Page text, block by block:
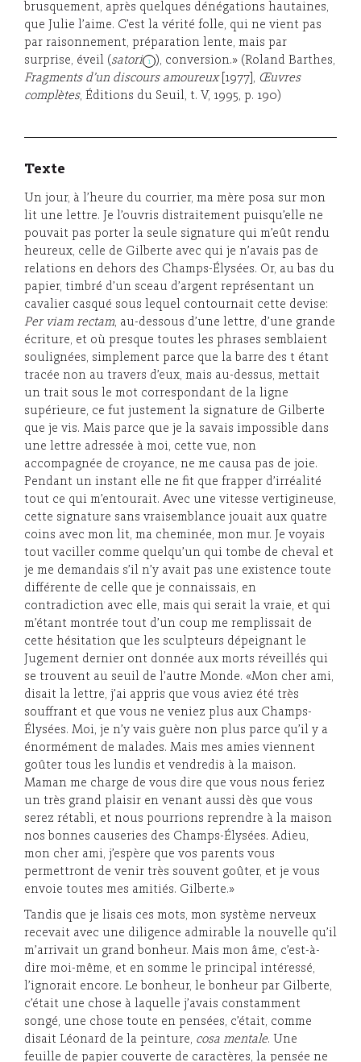
brusquement, après quelques dénégations hautaines,
que Julie l’aime. C’est la vérité folle, qui ne vient pas
par raisonnement, préparation lente, mais par
surprise, éveil (satori 1
), conversion.» (Roland Barthes,
Fragments d’un discours amoureux [1977], Œuvres
complètes, Éditions du Seuil, t. V, 1995, p. 190)
Texte
Un jour, à l’heure du courrier, ma mère posa sur mon
lit une lettre. Je l’ouvris distraitement puisqu’elle ne
pouvait pas porter la seule signature qui m’eût rendu
heureux, celle de Gilberte avec qui je n’avais pas de
relations en dehors des Champs-Élysées. Or, au bas du
papier, timbré d’un sceau d’argent représentant un
cavalier casqué sous lequel contournait cette devise:
Per viam rectam, au-dessous d’une lettre, d’une grande
écriture, et où presque toutes les phrases semblaient
soulignées, simplement parce que la barre des t étant
tracée non au travers d’eux, mais au-dessus, mettait
un trait sous le mot correspondant de la ligne
supérieure, ce fut justement la signature de Gilberte
que je vis. Mais parce que je la savais impossible dans
une lettre adressée à moi, cette vue, non
accompagnée de croyance, ne me causa pas de joie.
Pendant un instant elle ne fit que frapper d’irréalité
tout ce qui m’entourait. Avec une vitesse vertigineuse,
cette signature sans vraisemblance jouait aux quatre
coins avec mon lit, ma cheminée, mon mur. Je voyais
tout vaciller comme quelqu’un qui tombe de cheval et
je me demandais s’il n’y avait pas une existence toute
différente de celle que je connaissais, en
contradiction avec elle, mais qui serait la vraie, et qui
m’étant montrée tout d’un coup me remplissait de
cette hésitation que les sculpteurs dépeignant le
Jugement dernier ont donnée aux morts réveillés qui
se trouvent au seuil de l’autre Monde. «Mon cher ami,
disait la lettre, j’ai appris que vous aviez été très
souffrant et que vous ne veniez plus aux Champs-
Élysées. Moi, je n’y vais guère non plus parce qu’il y a
énormément de malades. Mais mes amies viennent
goûter tous les lundis et vendredis à la maison.
Maman me charge de vous dire que vous nous feriez
un très grand plaisir en venant aussi dès que vous
serez rétabli, et nous pourrions reprendre à la maison
nos bonnes causeries des Champs-Élysées. Adieu,
mon cher ami, j’espère que vos parents vous
permettront de venir très souvent goûter, et je vous
envoie toutes mes amitiés. Gilberte.»
Tandis que je lisais ces mots, mon système nerveux
recevait avec une diligence admirable la nouvelle qu’il
m’arrivait un grand bonheur. Mais mon âme, c’est-à-
dire moi-même, et en somme le principal intéressé,
l’ignorait encore. Le bonheur, le bonheur par Gilberte,
c’était une chose à laquelle j’avais constamment
songé, une chose toute en pensées, c’était, comme
disait Léonard de la peinture, cosa mentale. Une
feuille de papier couverte de caractères, la pensée ne